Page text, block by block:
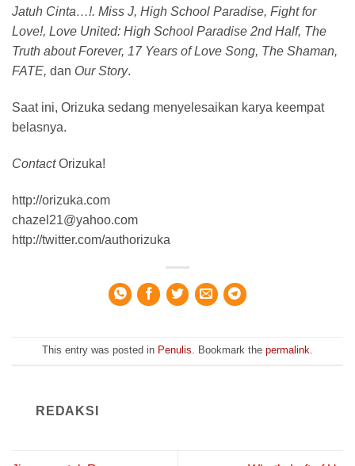
Jatuh Cinta…!. Miss J, High School Paradise, Fight for
Love!, Love United: High School Paradise 2nd Half, The
Truth about Forever, 17 Years of Love Song, The Shaman,
FATE, dan Our Story.
Saat ini, Orizuka sedang menyelesaikan karya keempat
belasnya.
ContactOrizuka!
http://orizuka.com
chazel21@yahoo.com
http://twitter.com/authorizuka
This entry was posted in Penulis. Bookmark the permalink.
REDAKSI